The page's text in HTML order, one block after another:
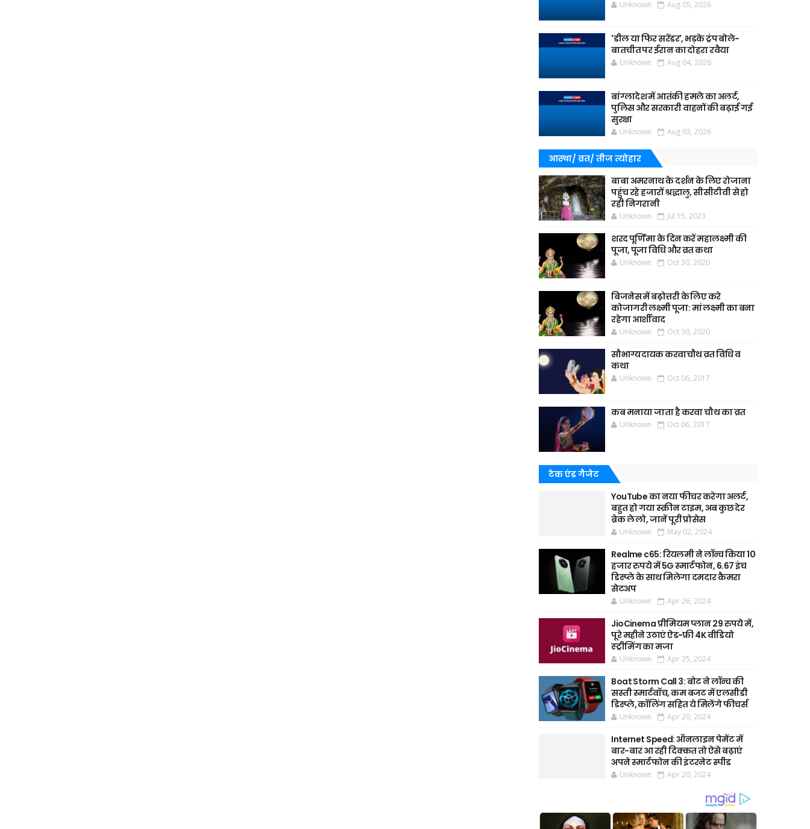
Unknown Aug 05, 2026
'डील या फिर सरेंडर', भड़के ट्रंप बोले-
बातचीत पर ईरान का दोहरा रवैया
Unknown Aug 04, 2026
बांग्लादेश में आतंकी हमले का अलर्ट,
पुलिस और सरकारी वाहनों की बढ़ाई गई
सुरक्षा
Unknown Aug 03, 2026
आस्था/ व्रत/ तीज त्‍योहार
बाबा अमरनाथ के दर्शन के लिए रोजाना
पहुंच रहे हजारों श्रद्धालु, सीसीटीवी से हो
रही निगरानी
Unknown Jul 15, 2023
शरद पूर्णिमा के दिन करें महालक्ष्मी की
पूजा, पूजा विधि और व्रत कथा
Unknown Oct 30, 2020
बिजनेस में बढ़ोत्तरी के लिए करे
कोजागरी लक्ष्मी पूजा: मां लक्ष्मी का बना
रहेगा आर्शीवाद
Unknown Oct 30, 2020
सौभाग्यदायक करवाचौथ व्रत विधि व
कथा
Unknown Oct 06, 2017
कब मनाया जाता है करवा चौथ का व्रत
Unknown Oct 06, 2017
टेक एंड गैजेट
YouTube का नया फीचर करेगा अलर्ट,
बहुत हो गया स्क्रीन टाइम, अब कुछ देर
ब्रेक ले लो, जानें पूरी प्रोसेस
Unknown May 02, 2024
Realme c65: रियलमी ने लॉन्च किया 10
हजार रुपये में 5G स्मार्टफोन, 6.67 इंच
डिस्प्ले के साथ मिलेगा दमदार कैमरा
सेटअप
Unknown Apr 26, 2024
JioCinema प्रीमियम प्लान 29 रुपये में,
पूरे महीने उठाएं ऐड-फ्री 4K वीडियो
स्ट्रीमिंग का मजा
Unknown Apr 25, 2024
Boat Storm Call 3: बोट ने लॉन्च की
सस्ती स्मार्टवॉच, कम बजट में एलसीडी
डिस्प्ले, कॉलिंग सहित ये मिलेंगे फीचर्स
Unknown Apr 20, 2024
Internet Speed: ऑनलाइन पेमेंट में
बार-बार आ रही दिक्कत तो ऐसे बढ़ाएं
अपने स्मार्टफोन की इंटरनेट स्पीड
Unknown Apr 20, 2024